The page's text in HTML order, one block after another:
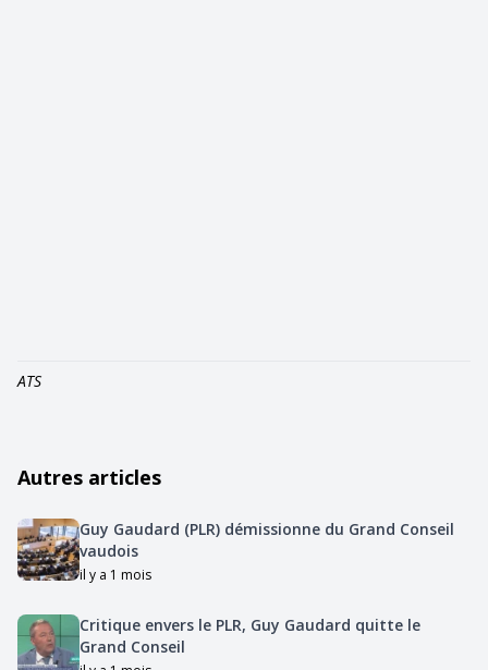
ATS
Autres articles
Guy Gaudard (PLR) démissionne du Grand Conseil
vaudois
il y a 1 mois
Critique envers le PLR, Guy Gaudard quitte le
Grand Conseil